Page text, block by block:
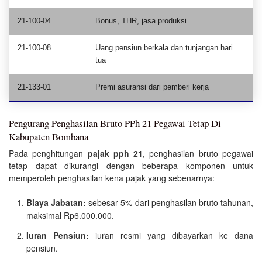
21-100-04 Bonus, THR, jasa produksi
21-100-08
Uang pensiun berkala dan tunjangan hari
tua
21-133-01 Premi asuransi dari pemberi kerja
Pengurang Penghasilan Bruto PPh 21 Pegawai Tetap Di
Kabupaten Bombana
Pada penghitungan pajak pph 21, penghasilan bruto pegawai
tetap dapat dikurangi dengan beberapa komponen untuk
memperoleh penghasilan kena pajak yang sebenarnya:
Biaya Jabatan: sebesar 5% dari penghasilan bruto tahunan,
maksimal Rp6.000.000.
Iuran Pensiun: iuran resmi yang dibayarkan ke dana
pensiun.